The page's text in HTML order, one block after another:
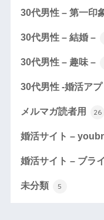
30代男性 – 第一印
30代男性 – 結婚 –
30代男性 – 趣味 –
30代男性 -婚活ア
メルマガ読者用 26
婚活サイト –
婚活サイト – ブラ
未分類 5